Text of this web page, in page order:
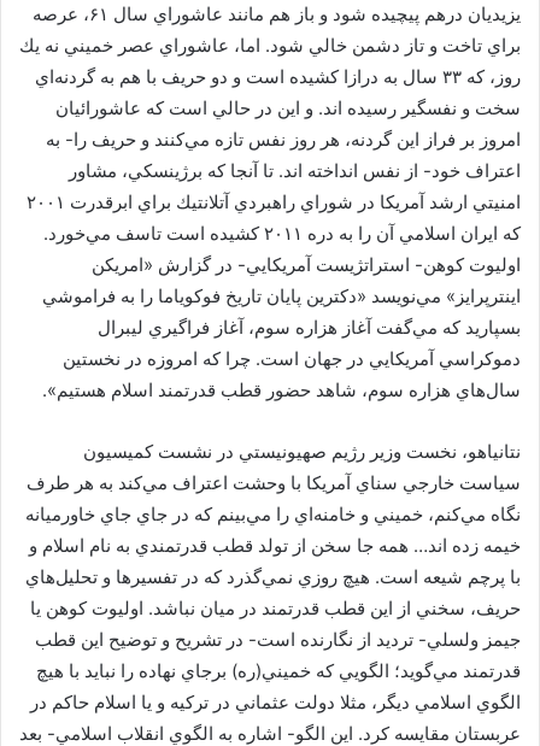
يزيديان درهم پيچيده شود و باز هم مانند عاشوراي سال ۶۱، عرصه
براي تاخت و تاز دشمن خالي شود. اما، عاشوراي عصر خميني نه يك
روز، كه ۳۳ سال به درازا كشيده است و دو حريف با هم به گردنه‌اي
سخت و نفسگير رسيده اند. و اين در حالي است كه عاشورائيان
امروز بر فراز اين گردنه، هر روز نفس تازه مي‌كنند و حريف را- به
اعتراف خود- از نفس انداخته اند. تا آنجا كه برژينسكي، مشاور
امنيتي ارشد آمريكا در شوراي راهبردي آتلانتيك براي ابرقدرت ۲۰۰۱
كه ايران اسلامي آن را به دره ۲۰۱۱ كشيده است تاسف مي‌خورد.
اوليوت كوهن- استراتژيست آمريكايي- در گزارش «امريكن
اينترپرايز» مي‌نويسد «دكترين پايان تاريخ فوكوياما را به فراموشي
بسپاريد كه مي‌گفت آغاز هزاره سوم، آغاز فراگيري ليبرال
دموكراسي آمريكايي در جهان است. چرا كه امروزه در نخستين
سال‌هاي هزاره سوم، شاهد حضور قطب قدرتمند اسلام هستيم».
نتانياهو، نخست وزير رژيم صهيونيستي در نشست كميسيون
سياست خارجي سناي آمريكا با وحشت اعتراف مي‌كند به هر طرف
نگاه مي‌كنم، خميني و خامنه‌اي را مي‌بينم كه در جاي جاي خاورميانه
خيمه زده اند… همه جا سخن از تولد قطب قدرتمندي به نام اسلام و
با پرچم شيعه است. هيچ روزي نمي‌گذرد كه در تفسيرها و تحليل‌هاي
حريف، سخني از اين قطب قدرتمند در ميان نباشد. اوليوت كوهن يا
جيمز ولسلي- ترديد از نگارنده است- در تشريح و توضيح اين قطب
قدرتمند مي‌گويد؛ الگويي كه خميني(ره) برجاي نهاده را نبايد با هيچ
الگوي اسلامي ديگر، مثلا دولت عثماني در تركيه و يا اسلام حاكم در
عربستان مقايسه كرد. اين الگو- اشاره به الگوي انقلاب اسلامي- بعد